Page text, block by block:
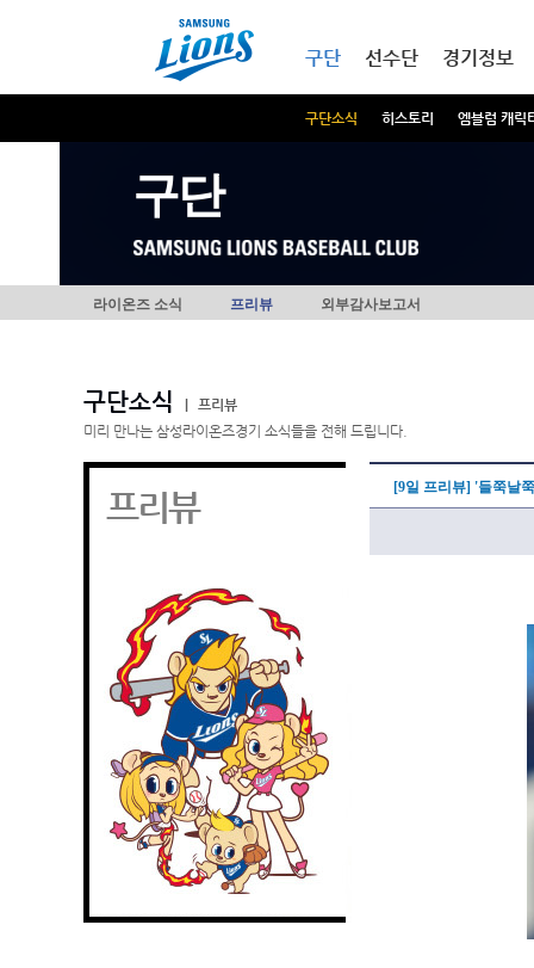
구단
구단소식 히스토리 엠블럼 캐릭
선수단 경기정보
구단
라이온즈 소식 프리뷰 외부감사보고서
구단소식
프리뷰
미리 만나는 삼성라이온즈경기 소식들을 전해 드립니다.
프리뷰 [9일 프리뷰] '들쭉날